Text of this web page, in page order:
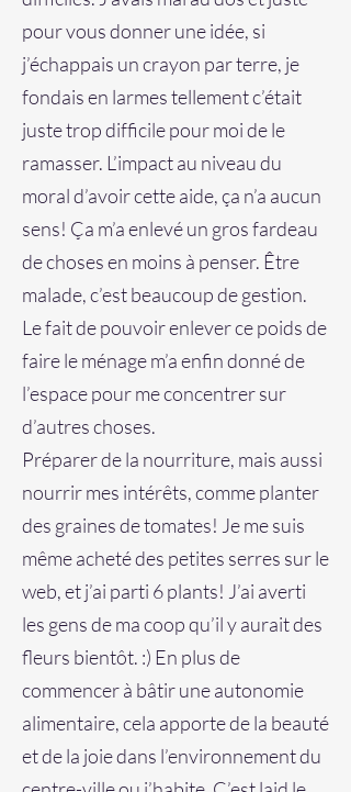
pour vous donner une idée, si
j’échappais un crayon par terre, je
fondais en larmes tellement c’était
juste trop difficile pour moi de le
ramasser. L’impact au niveau du
moral d’avoir cette aide, ça n’a aucun
sens! Ça m’a enlevé un gros fardeau
de choses en moins à penser. Être
malade, c’est beaucoup de gestion.
Le fait de pouvoir enlever ce poids de
faire le ménage m’a enfin donné de
l’espace pour me concentrer sur
d’autres choses.
Préparer de la nourriture, mais aussi
nourrir mes intérêts, comme planter
des graines de tomates! Je me suis
même acheté des petites serres sur le
web, et j’ai parti 6 plants! J’ai averti
les gens de ma coop qu’il y aurait des
fleurs bientôt. :) En plus de
commencer à bâtir une autonomie
alimentaire, cela apporte de la beauté
et de la joie dans l’environnement du